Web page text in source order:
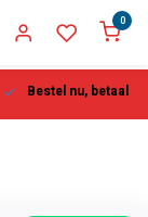
0
Bestel nu, betaal